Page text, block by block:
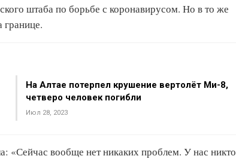
штаба по борьбе с коронавирусом. Но в то же
границе.
На Алтае потерпел крушение вертолёт Ми-8,
четверо человек погибли
Июл 28, 2023
«Сейчас вообще нет никаких проблем. У нас никто